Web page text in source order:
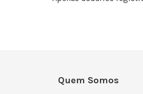
Quem Somos